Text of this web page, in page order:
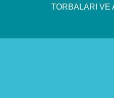
TORBALARI VE